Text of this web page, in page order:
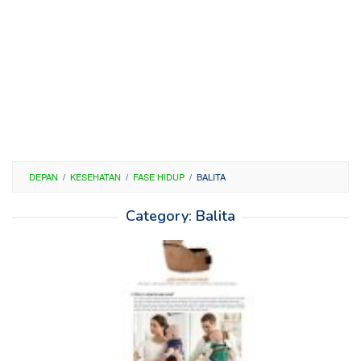
DEPAN / KESEHATAN / FASE HIDUP / BALITA
Category: Balita